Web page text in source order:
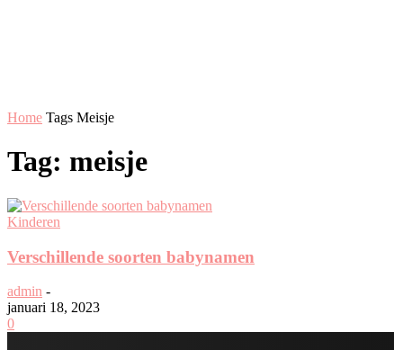
Home Tags Meisje
Tag: meisje
Kinderen
Verschillende soorten babynamen
admin -
januari 18, 2023
0